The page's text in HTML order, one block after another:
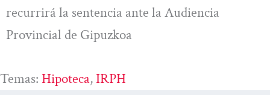
recurrirá la sentencia ante la Audiencia
Provincial de Gipuzkoa
Temas: Hipoteca, IRPH